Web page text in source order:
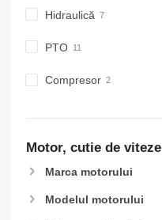
Hidraulică
PTO
Compresor
Motor, cutie de viteze
Marca motorului
Modelul motorului